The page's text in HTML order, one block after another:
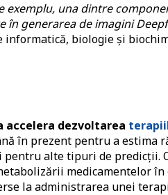
exemplu, una dintre
în generarea de imagini
biologie şi
accelera dezvoltarea
în prezent pentru a estima
alte tipuri de predicții.
medicamentelor
la administrarea unei